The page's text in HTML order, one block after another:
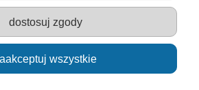
artystyczne :: Zabawki :: samochody Welly
dla dzieci :: Lalki :: Klocki :: Artykuły
szkolne ::
dostosuj zgody
wszystkie